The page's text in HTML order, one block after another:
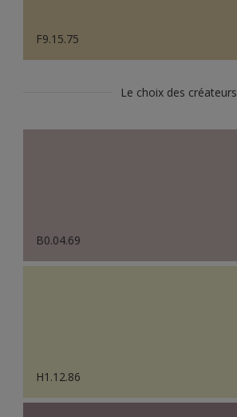
F9.15.75
Le choix des créateurs
B0.04.69
H1.12.86